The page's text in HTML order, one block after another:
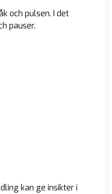
och pulsen. I det
pauser.
kan ge insikter i